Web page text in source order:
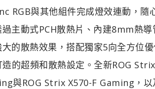
RGB與其他組件完成燈效連動，隨
主動式PCH散熱片、內建8mm熱
的散熱效果，搭配獨家5向全方位
的超頻和散熱設定。全新ROG
與ROG Strix X570-F Gaming，